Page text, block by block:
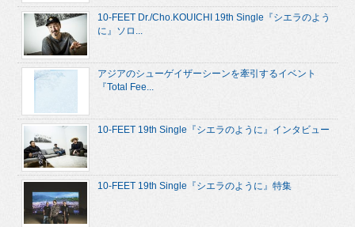
10-FEET Dr./Cho.KOUICHI 19th Single『シエラのよう
に』ソロ...
アジアのシューゲイザーシーンを牽引するイベント
『Total Fee...
10-FEET 19th Single『シエラのように』インタビュー
10-FEET 19th Single『シエラのように』特集